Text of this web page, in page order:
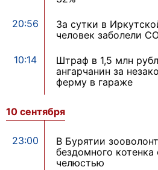
20:56
За сутки в
человек заболели
10:14
Штраф в 1,5 млн
ангарчанин за
ферму в гараже
10 сентября
23:00
В Бурятии
бездомного
челюстью